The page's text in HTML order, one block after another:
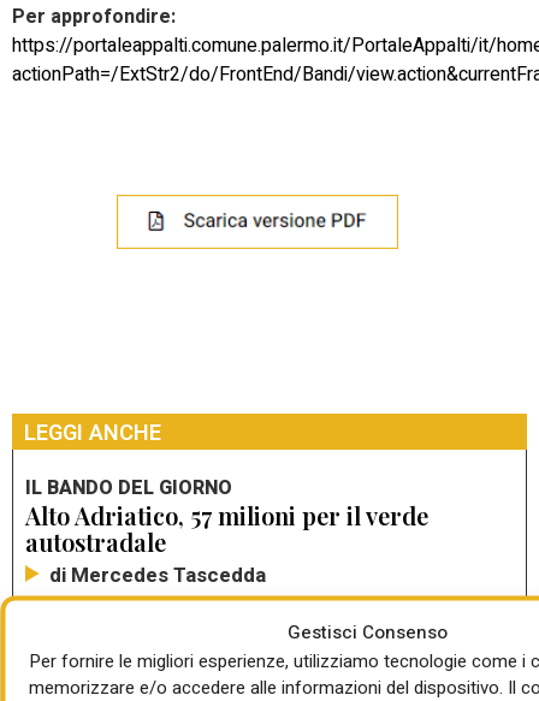
Gestisci Consenso
Per fornire le migliori esperienze, utilizziamo tecnologie come i
memorizzare e/o accedere alle informazioni del dispositivo. Il
Per approfondire:
https://portaleappalti.comune.palermo.it/PortaleAppalti/it/
actionPath=/ExtStr2/do/FrontEnd/Bandi/
LEGGI ANCHE
IL BANDO DEL GIORNO
Alto Adriatico, 57 milioni per il verde
autostradale
di Mercedes Tascedda
Trieste, PPP da 316 mln per realizzare il
Molo VIII del porto